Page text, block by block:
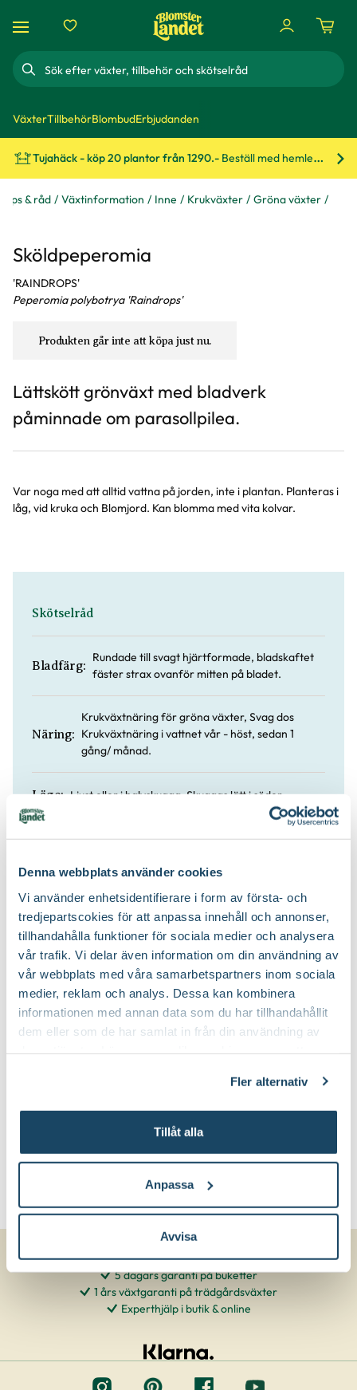
Denna webbplats använder cookies
Vi använder enhetsidentifierare i form av första- och
tredjepartscokies för att anpassa innehåll och annonser,
tillhandahålla funktioner för sociala medier och analysera
vår trafik. Vi delar även information om din användning av
vår webbplats med våra samarbetspartners inom sociala
medier, reklam och analys. Dessa kan kombinera
informationen med annan data som du har tillhandahållit
dem eller som de har samlat in från din användning av
Fler alternativ
Tillåt alla
Anpassa
Avvisa
Sök
VäxterTillbehörBlombudErbjudanden
Tujahäck - köp 20 plantor från 1290.- Beställ med hemleverans!
Tips & råd Växtinformation Inne Krukväxter Gröna växter
Sköldpeperomia
'RAINDROPS'
Peperomia polybotrya 'Raindrops'
Produkten går inte att köpa just nu.
Lättskött grönväxt med bladverk
påminnade om parasollpilea.
Var noga med att alltid vattna på jorden, inte i plantan. Planteras i
låg, vid kruka och Blomjord. Kan blomma med vita kolvar.
Skötselråd
Bladfärg:
Rundade till svagt hjärtformade, bladskaftet
fäster strax ovanför mitten på bladet.
Näring:
Krukväxtnäring för gröna växter, Svag dos
Krukväxtnäring i vattnet vår - höst, sedan 1
gång/ månad.
Läge: Ljust eller i halvskugga. Skuggas lätt i söder.
Vatten: Låt jorden torka upp lätt mellan vattningarna.
Lättskött: Ja
Jordprodukter: Blomjord
5 dagars garanti på buketter
1 års växtgaranti på trädgårdsväxter
Experthjälp i butik & online